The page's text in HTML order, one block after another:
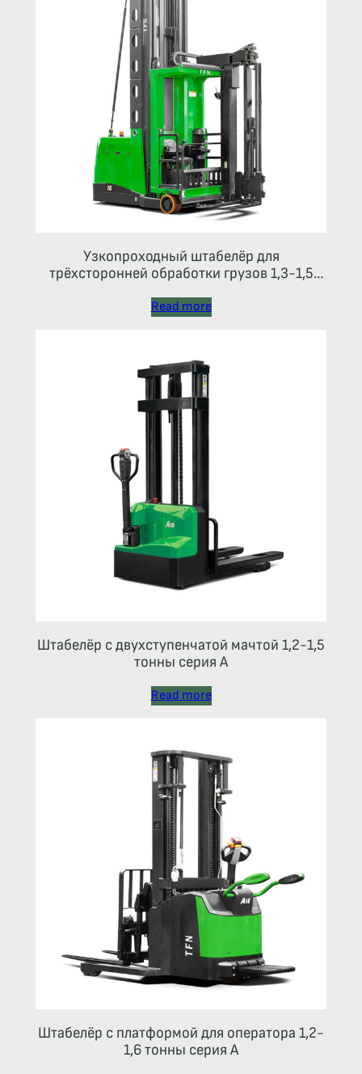
Узкопроходный штабелёр для
трёхсторонней обработки грузов 1,3-1,5
Read more
Штабелёр с двухступенчатой мачтой 1,2-1,5
тонны серия А
Read more
Штабелёр с платформой для оператора 1,2-
1,6 тонны серия А